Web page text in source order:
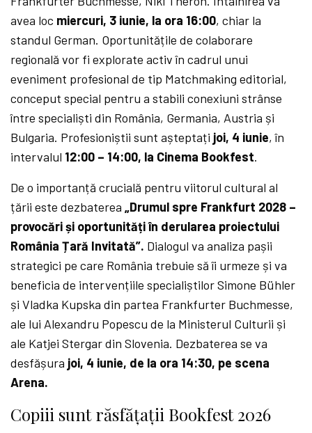
avea loc miercuri, 3 iunie, la ora 16:00, chiar la
standul German. Oportunitățile de colaborare
regională vor fi explorate activ în cadrul unui
eveniment profesional de tip Matchmaking editorial,
conceput special pentru a stabili conexiuni strânse
între specialiști din România, Germania, Austria și
Bulgaria. Profesioniștii sunt așteptați joi, 4 iunie, în
intervalul 12:00 – 14:00, la Cinema Bookfest.
De o importanță crucială pentru viitorul cultural al
țării este dezbaterea„Drumul spre Frankfurt 2028 –
provocări și oportunități în derularea proiectului
România Țară Invitată”. Dialogul va analiza pașii
strategici pe care România trebuie să îi urmeze și va
beneficia de intervențiile specialiștilor Simone Bühler
și Vladka Kupska din partea Frankfurter Buchmesse,
ale lui Alexandru Popescu de la Ministerul Culturii și
ale Katjei Stergar din Slovenia. Dezbaterea se va
desfășura joi, 4 iunie, de la ora 14:30, pe scena
Arena.
Copiii sunt răsfățații Bookfest 2026